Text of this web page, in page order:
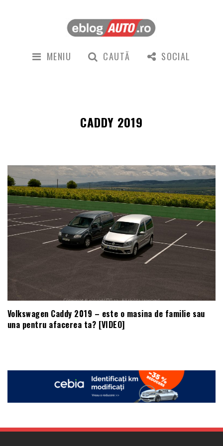
MENIU CAUTĂ SOCIAL
CADDY 2019
Volkswagen Caddy 2019 – este o masina de familie sau
una pentru afacerea ta? [VIDEO]